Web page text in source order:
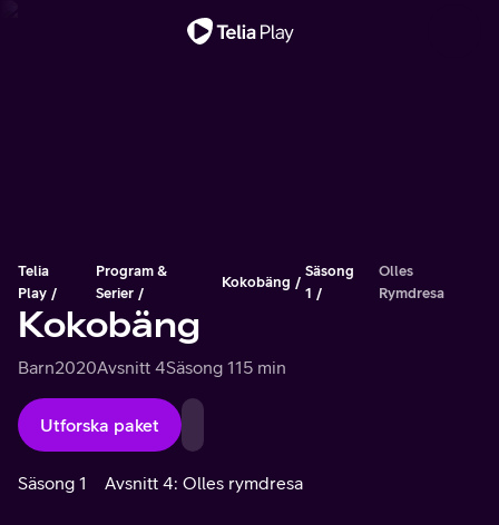
Telia
Play
Program &
Serier
Kokobäng
Säsong
1
Olles
Rymdresa
Kokobäng
Barn2020Avsnitt 4Säsong 115 min
Utforska paket
Säsong 1 Avsnitt 4: Olles rymdresa